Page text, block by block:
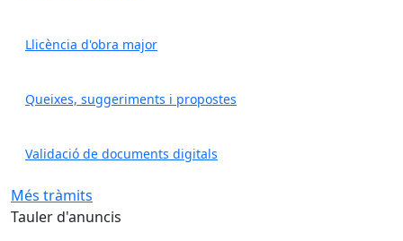
Llicència d'obra major
Queixes, suggeriments i propostes
Validació de documents digitals
Més tràmits
Tauler d'anuncis